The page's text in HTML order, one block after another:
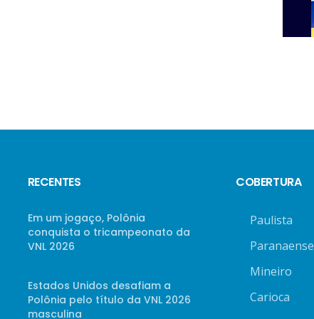
RECENTES
Em um jogaço, Polônia
conquista o tricampeonato da
VNL 2026
Estados Unidos desafiam a
Polônia pelo título da VNL 2026
masculina
COBERTURA
Paulista
Paranaense
Mineiro
Carioca